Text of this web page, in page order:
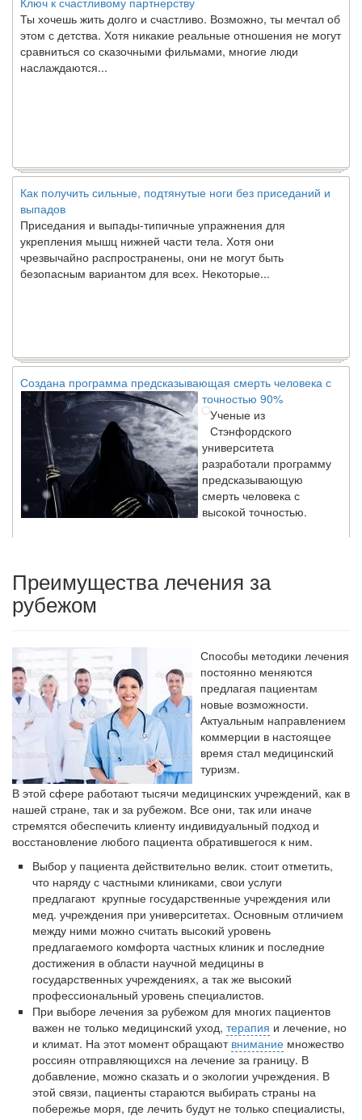
Ты хочешь жить долго и счастливо. Возможно, ты мечтал об
этом с детства. Хотя никакие реальные отношения не могут
сравниться со сказочными фильмами, многие люди
наслаждаются...
выпадов
Приседания и выпады-типичные упражнения для
укрепления мышц нижней части тела. Хотя они
чрезвычайно распространены, они не могут быть
безопасным вариантом для всех. Некоторые...
точностью 90%
Ученые из
Стэнфордского
университета
разработали программу
предсказывающую
смерть человека с
высокой точностью.
россиян в два раза
Глава Минздрава РФ
доходов медицинских
работников в
ближайшие годы. Она
заявила об этом на
встрече с журналистами ведущих...
Местная анестезия развивает кардиотоксичность
Федеральная служба по
надзору в сфере
здравоохранения озвучила
тревожную статистику. Она
касаются увеличения риска
острой кардиотоксичности и
роста сопутствующих
осложнений от...
Закон о праве родителей находиться с детьми в
реанимации внесен в Госдуму
Соответствующий
законопроект внесен в
палату на
рассмотрение. Суть его
заключается в
нахождении одного из
родителей в
больничной палате
Преимущества лечения за
рубежом
Способы методики лечения
постоянно меняются
предлагая пациентам
новые возможности.
Актуальным направлением
коммерции в настоящее
время стал медицинский
туризм.
В этой сфере работают тысячи медицинских учреждений, как в
нашей стране, так и за рубежом. Все они, так или иначе
стремятся обеспечить клиенту индивидуальный подход и
восстановление любого пациента обратившегося к ним.
Выбор у пациента действительно велик. стоит отметить,
что наряду с частными клиниками, свои услуги
предлагают крупные государственные учреждения или
мед. учреждения при университетах. Основным отличием
между ними можно считать высокий уровень
предлагаемого комфорта частных клиник и последние
достижения в области научной медицины в
государственных учреждениях, а так же высокий
профессиональный уровень специалистов.
При выборе лечения за рубежом для многих пациентов
важен не только медицинский уход, терапия и лечение, но
и климат. На этот момент обращают внимание множество
россиян отправляющихся на лечение за границу. В
добавление, можно сказать и о экологии учреждения. В
этой связи, пациенты стараются выбирать страны на
побережье моря, где лечить будут не только специалисты,